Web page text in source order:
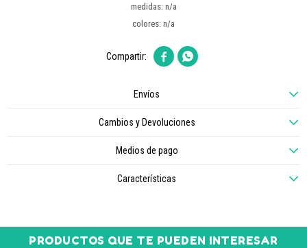
medidas: n/a
colores: n/a
 
Envíos
Cambios y Devoluciones
Medios de pago
Características
PRODUCTOS QUE TE PUEDEN INTERESAR